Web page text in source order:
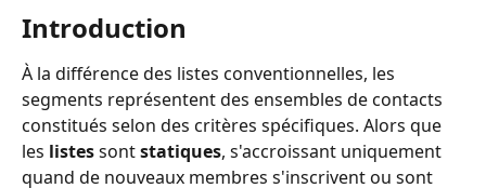
Introduction
À la différence des listes conventionnelles, les
segments représentent des ensembles de contacts
constitués selon des critères spécifiques. Alors que
les listes sont statiques, s'accroissant uniquement
quand de nouveaux membres s'inscrivent ou sont